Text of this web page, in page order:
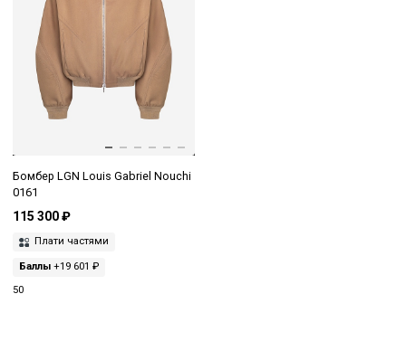
Бомбер LGN Louis Gabriel Nouchi
0161
115 300 ₽
Плати частями
Баллы +19 601 ₽
50